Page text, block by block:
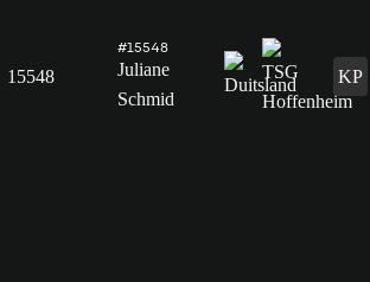
15548
#15548
Juliane
Schmid
KP